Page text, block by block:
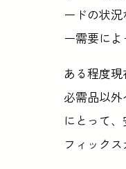
ードの状
ー需要に
ある程度
必需品以
にとって
フィック